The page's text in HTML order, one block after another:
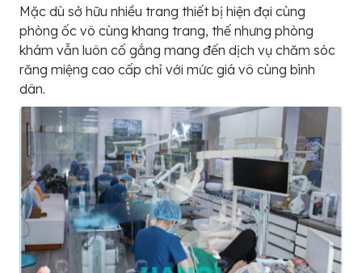
Mặc dù sở hữu nhiều trang thiết bị hiện đại cùng
phòng ốc vô cùng khang trang, thế nhưng phòng
khám vẫn luôn cố gắng mang đến dịch vụ chăm sóc
răng miệng cao cấp chỉ với mức giá vô cùng bình
dân.